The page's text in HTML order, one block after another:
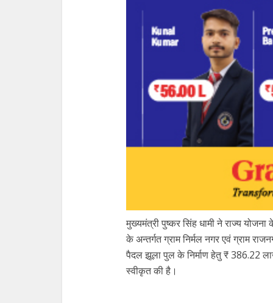
मुख्यमंत्री पुष्कर सिंह धामी ने राज्य
के अन्तर्गत ग्राम निर्मल नगर एवं ग्राम
पैदल झूला पुल के निर्माण हेतु ₹ 386.22
स्वीकृत की है।